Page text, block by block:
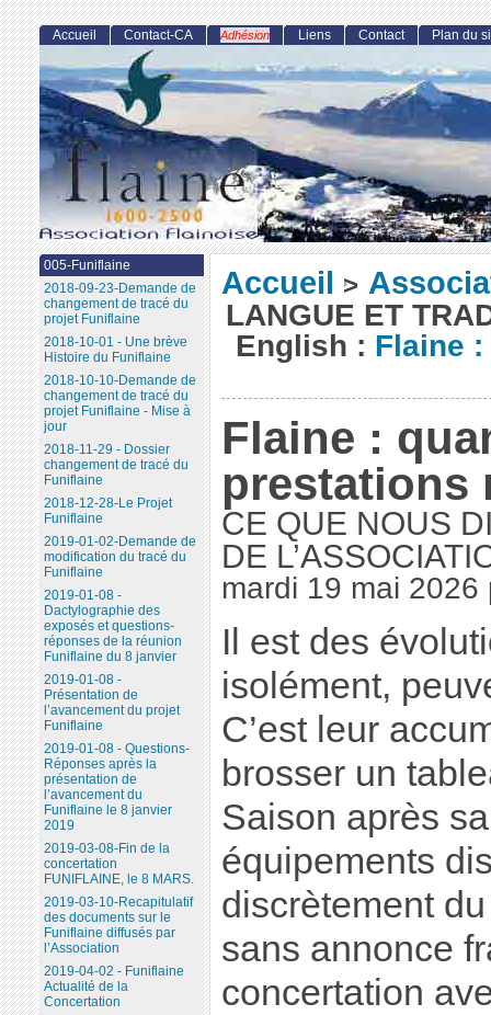
Accueil >
LANGUE ET
English : Flaine
Flaine :
CE QUE NOUS
DE
mardi 19 mai 2026
Il est des
isolément,
C’est leur
brosser un
Saison après
équipements
discrètement
sans annonce
concertation
Accueil Contact-CA Adhésion Liens Contact Plan du
005-Funiflaine
2018-09-23-Demande de
changement de tracé du
projet Funiflaine
2018-10-01 - Une brève
Histoire du Funiflaine
2018-10-10-Demande de
changement de tracé du
projet Funiflaine - Mise à
jour
2018-11-29 - Dossier
changement de tracé du
Funiflaine
2018-12-28-Le Projet
Funiflaine
2019-01-02-Demande de
modification du tracé du
Funiflaine
2019-01-08 -
Dactylographie des
exposés et questions-
réponses de la réunion
Funiflaine du 8 janvier
2019-01-08 -
Présentation de
l’avancement du projet
Funiflaine
2019-01-08 - Questions-
Réponses après la
présentation de
l’avancement du
Funiflaine le 8 janvier
2019
2019-03-08-Fin de la
concertation
FUNIFLAINE, le 8 MARS.
2019-03-10-Recapitulatif
des documents sur le
Funiflaine diffusés par
l’Association
2019-04-02 - Funiflaine
Actualité de la
Concertation